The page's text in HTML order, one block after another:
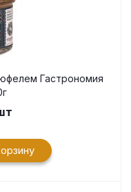
Гастрономия